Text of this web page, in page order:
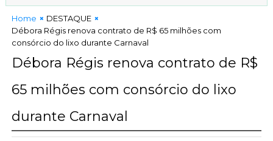
Home
DESTAQUE
Débora Régis renova contrato de R$ 65 milhões com
consórcio do lixo durante Carnaval
Débora Régis renova contrato de R$
65 milhões com consórcio do lixo
durante Carnaval